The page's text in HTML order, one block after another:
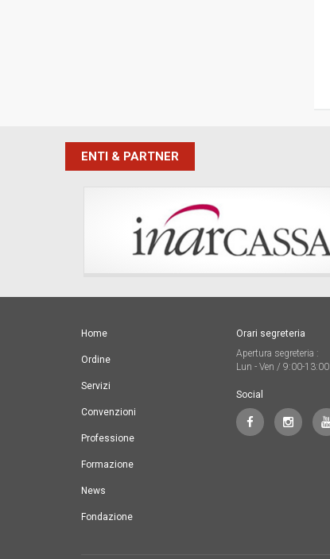
ENTI & PARTNER
Home
Ordine
Servizi
Convenzioni
Professione
Formazione
News
Fondazione
Orari segreteria
Apertura segreteria :
Lun - Ven / 9:00-13:00
Social